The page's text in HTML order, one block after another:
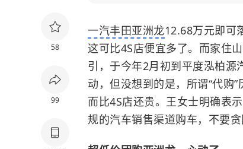
58
99
一汽丰田亚洲龙12.68万元即可
这可比4S店便宜多了。而家住
引，于今年2月初到平度泓柏源
动，但没想到的是，所谓“代购
而比4S店还贵。王女士明确表
规的汽车销售渠道购车，不要贪